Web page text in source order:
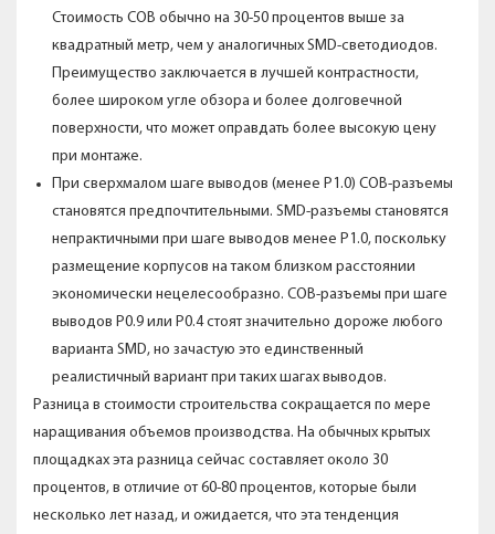
Стоимость COB обычно на 30-50 процентов выше за
квадратный метр, чем у аналогичных SMD-светодиодов.
Преимущество заключается в лучшей контрастности,
более широком угле обзора и более долговечной
поверхности, что может оправдать более высокую цену
при монтаже.
При сверхмалом шаге выводов (менее P1.0) COB-разъемы
становятся предпочтительными. SMD-разъемы становятся
непрактичными при шаге выводов менее P1.0, поскольку
размещение корпусов на таком близком расстоянии
экономически нецелесообразно. COB-разъемы при шаге
выводов P0.9 или P0.4 стоят значительно дороже любого
варианта SMD, но зачастую это единственный
реалистичный вариант при таких шагах выводов.
Разница в стоимости строительства сокращается по мере
наращивания объемов производства. На обычных крытых
площадках эта разница сейчас составляет около 30
процентов, в отличие от 60-80 процентов, которые были
несколько лет назад, и ожидается, что эта тенденция